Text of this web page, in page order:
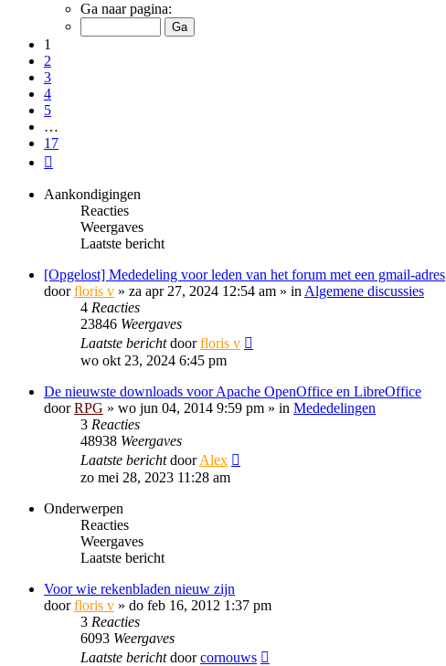
van
Ga naar pagina:
1
2
3
4
5
…
17
Aankondigingen
Reacties
Weergaves
Laatste bericht
[Opgelost] Mededeling voor leden van het forum met een gmail-adres
doorfloris v » za apr 27, 2024 12:54 am » in Algemene discussies
4 Reacties
23846 Weergaves
Laatste berichtdoorfloris v
wo okt 23, 2024 6:45 pm
De nieuwste downloads voor Apache OpenOffice en LibreOffice
doorRPG » wo jun 04, 2014 9:59 pm » in Mededelingen
3 Reacties
48938 Weergaves
Laatste berichtdoorAlex
zo mei 28, 2023 11:28 am
Onderwerpen
Reacties
Weergaves
Laatste bericht
Voor wie rekenbladen nieuw zijn
doorfloris v » do feb 16, 2012 1:37 pm
3 Reacties
6093 Weergaves
Laatste berichtdoorcornouws